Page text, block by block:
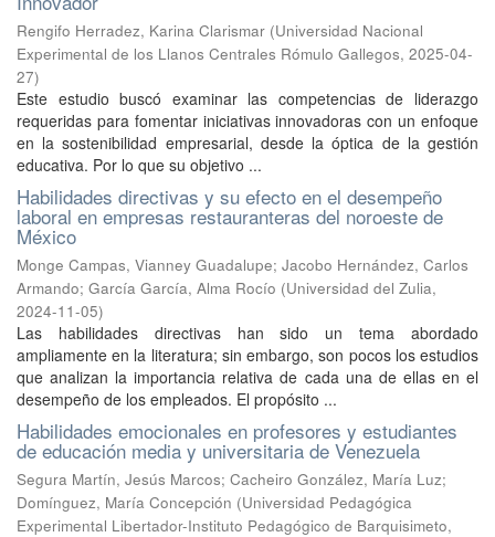
Rengifo Herradez, Karina Clarismar (Universidad Nacional
Experimental de los Llanos Centrales Rómulo Gallegos, 2025-04-
27)
Este estudio buscó examinar las competencias de liderazgo
requeridas para fomentar iniciativas innovadoras con un enfoque
en la sostenibilidad empresarial, desde la óptica de la gestión
educativa. Por lo que su objetivo ...
Habilidades directivas y su efecto en el desempeño
laboral en empresas restauranteras del noroeste de
México
Monge Campas, Vianney Guadalupe; Jacobo Hernández, Carlos
Armando; García García, Alma Rocío (Universidad del Zulia,
2024-11-05)
Las habilidades directivas han sido un tema abordado
ampliamente en la literatura; sin embargo, son pocos los estudios
que analizan la importancia relativa de cada una de ellas en el
desempeño de los empleados. El propósito ...
Habilidades emocionales en profesores y estudiantes
de educación media y universitaria de Venezuela
Segura Martín, Jesús Marcos; Cacheiro González, María Luz;
Domínguez, María Concepción (Universidad Pedagógica
Experimental Libertador-Instituto Pedagógico de Barquisimeto,